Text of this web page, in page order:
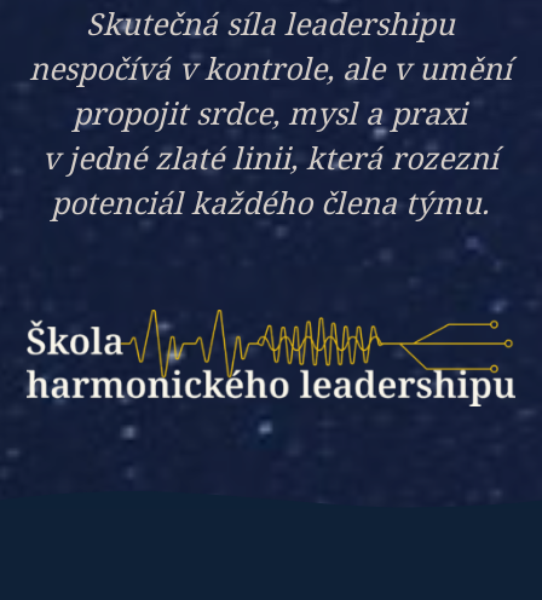
Skutečná síla leadershipu
nespočívá v kontrole, ale v umění
propojit srdce, mysl a praxi
v jedné zlaté linii, která rozezní
potenciál každého člena týmu.